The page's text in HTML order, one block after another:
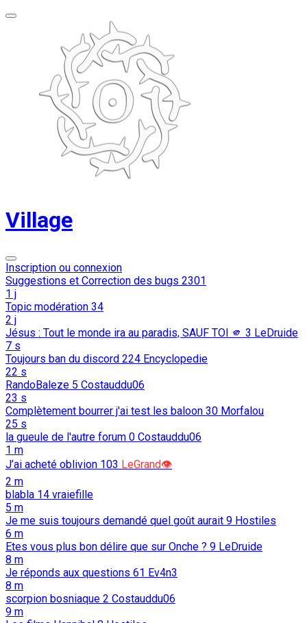
Village
Inscription ou connexion
Suggestions et Correction des bugs 2301
1 j
Topic modération 34
2 j
Jésus : Tout le monde ira au paradis, SAUF TOI 🫵️ 3 LeDruide
7 s
Toujours ban du discord 224 Encyclopedie
22 s
RandoBaleze 5 Costauddu06
23 s
Complètement bourrer j'ai test les baloon 30 Morfalou
25 s
la gueule de l'autre forum 0 Costauddu06
1 m
J’ai acheté oblivion 103 LeGrand👁️
2 m
blabla 14 vraiefille
5 m
Je me suis toujours demandé quel goût aurait 9 Hostiles
6 m
Etes vous plus bon délire que sur Onche ? 9 LeDruide
8 m
Je réponds aux questions 61 Ev4n3
8 m
scorpion bosniaque 2 Costauddu06
9 m